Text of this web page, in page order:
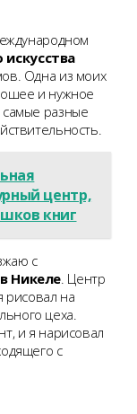
искусства
Одна из моих
и нужное
разные
центр,
книг
с
Никеле . Центр
рисовал на
цеха.
и я нарисовал
с